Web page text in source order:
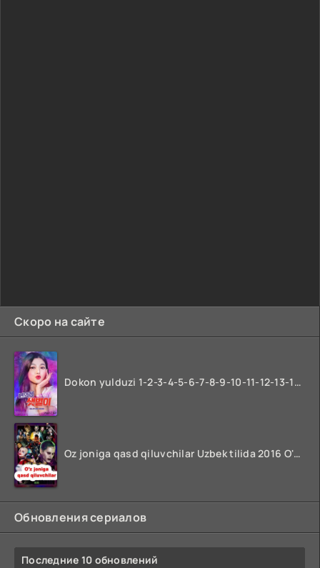
Скоро на сайте
Dokon yulduzi 1-2-3-4-5-6-7-8-9-10-11-12-13-14-15-16-17 Qism Uzbek tilida koreya seryali barcha qismlari o'zbek tilida
Oz joniga qasd qiluvchilar Uzbek tilida 2016 O'zbekcha tarjima kino 720p HD skachat
Обновления сериалов
Последние 10 обновлений